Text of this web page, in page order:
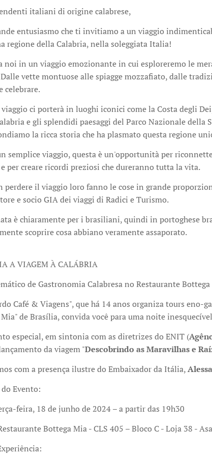
italiani di origine calabrese,
entusiasmo che ti invitiamo a un viaggio
regione della Calabria, nella soleggiata Italia!
noi in un viaggio emozionante in cui esploreremo le
Dalle vette montuose alle spiagge mozzafiato, dalle
celebrare.
ci porterà in luoghi iconici come la Costa degli
e gli splendidi paesaggi del Parco Nazionale
la ricca storia che ha plasmato questa regione
semplice viaggio, questa è un'opportunità per
per creare ricordi preziosi che dureranno tutta la vita.
perdere il viaggio loro fanno le cose in grande
e socio GIA dei viaggi di Radici e Turismo.
è chiaramente per i brasiliani, quindi in portoghese
scoprire cosa abbiano veramente assaporato.
A VIAGEM À CALÁBRIA
de Gastronomia Calabresa no Restaurante
Café & Viagens", que há 14 anos organiza tours
de Brasília, convida você para uma noite
especial, em sintonia com as diretrizes do ENIT (
da viagem "Descobrindo as Maravilhas e
com a presença ilustre do Embaixador da Itália,
Evento:
feira, 18 de junho de 2024 – a partir das 19h30
Bottega Mia - CLS 405 – Bloco C - Loja 38 -